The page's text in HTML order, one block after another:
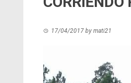
17/04/2017 by mati21